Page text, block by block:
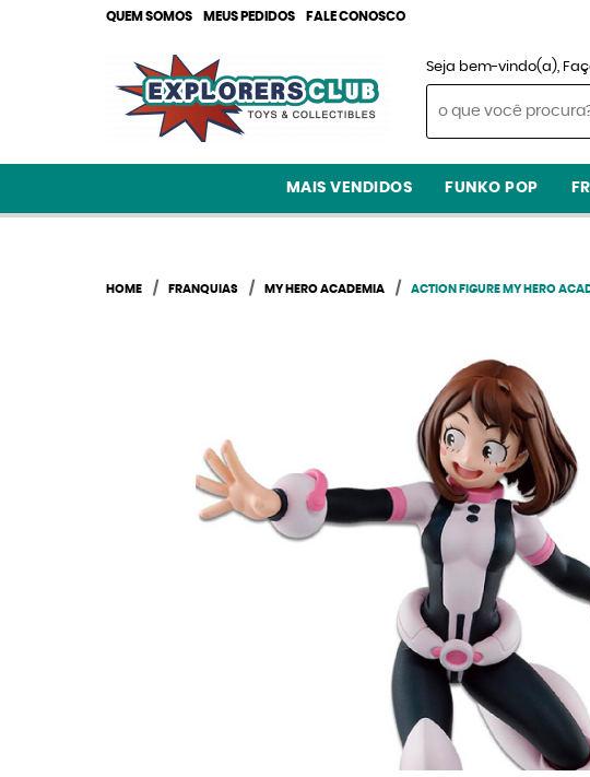
QUEM SOMOS MEUS PEDIDOS FALE CONOSCO
Seja bem-vindo(a),
MAIS VENDIDOS FUNKO POP
HOME FRANQUIAS MY HERO ACADEMIA ACTION FIGURE MY HERO